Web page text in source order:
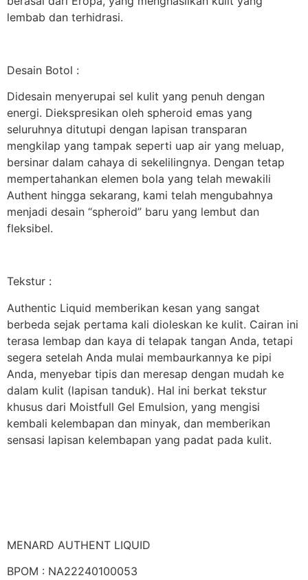
lembab dan terhidrasi.
Desain Botol :
Didesain menyerupai sel kulit yang penuh dengan
energi. Diekspresikan oleh spheroid emas yang
seluruhnya ditutupi dengan lapisan transparan
mengkilap yang tampak seperti uap air yang meluap,
bersinar dalam cahaya di sekelilingnya. Dengan tetap
mempertahankan elemen bola yang telah mewakili
Authent hingga sekarang, kami telah mengubahnya
menjadi desain “spheroid” baru yang lembut dan
fleksibel.
Tekstur :
Authentic Liquid memberikan kesan yang sangat
berbeda sejak pertama kali dioleskan ke kulit. Cairan ini
terasa lembap dan kaya di telapak tangan Anda, tetapi
segera setelah Anda mulai membaurkannya ke pipi
Anda, menyebar tipis dan meresap dengan mudah ke
dalam kulit (lapisan tanduk). Hal ini berkat tekstur
khusus dari Moistfull Gel Emulsion, yang mengisi
kembali kelembapan dan minyak, dan memberikan
sensasi lapisan kelembapan yang padat pada kulit.
MENARD AUTHENT LIQUID
BPOM : NA22240100053